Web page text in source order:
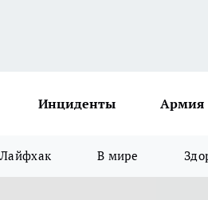
Инциденты Армия
Лайфхак В мире